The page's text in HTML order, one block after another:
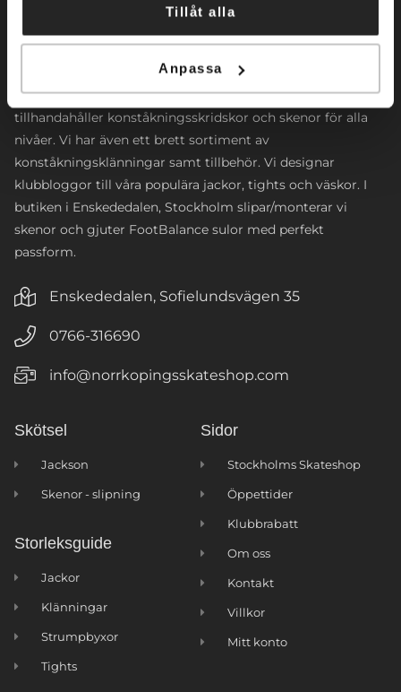
Tillåt alla
Anpassa
Norrköpings Skateshop startade sin verksamhet 2009. Vi
inriktar oss främst mot konståkning. Företaget
tillhandahåller konståkningsskridskor och skenor för alla
nivåer. Vi har även ett brett sortiment av
konståkningsklänningar samt tillbehör. Vi designar
klubbloggor till våra populära jackor, tights och väskor. I
butiken i Enskededalen, Stockholm slipar/monterar vi
skenor och gjuter FootBalance sulor med perfekt
passform.
Enskededalen, Sofielundsvägen 35
0766-316690
info@norrkopingsskateshop.com
Skötsel
Jackson
Skenor - slipning
Storleksguide
Jackor
Klänningar
Strumpbyxor
Tights
Sidor
Stockholms Skateshop
Öppettider
Klubbrabatt
Om oss
Kontakt
Villkor
Mitt konto